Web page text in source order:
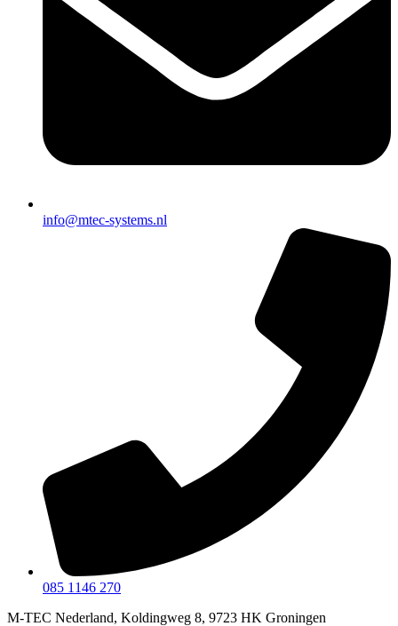
info@mtec-systems.nl
085 1146 270
M-TEC Nederland, Koldingweg 8, 9723 HK Groningen